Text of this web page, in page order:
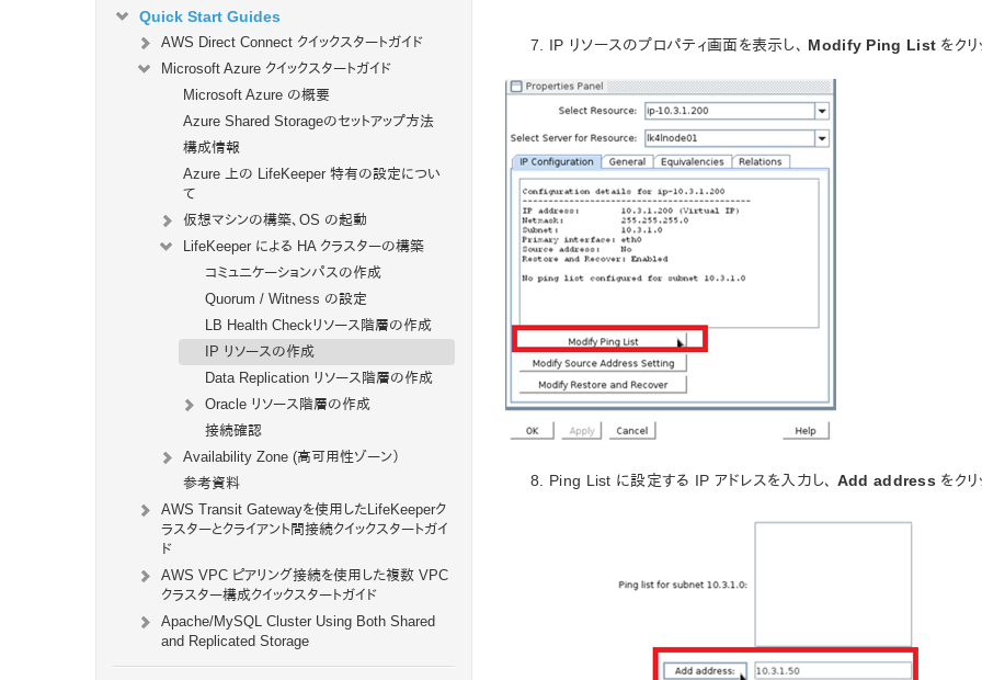
Quick Start Guides
AWS Direct Connect クイックスタートガイド
Microsoft Azure クイックスタートガイド
Microsoft Azure の概要
Azure Shared Storageのセットアップ方法
構成情報
Azure 上の LifeKeeper 特有の設定につい
て
仮想マシンの構築、OS の起動
LifeKeeper による HA クラスターの構築
コミュニケーションパスの作成
Quorum / Witness の設定
LB Health Checkリソース階層の作成
IP リソースの作成
Data Replication リソース階層の作成
Oracle リソース階層の作成
接続確認
Availability Zone (高可用性ゾーン）
参考資料
AWS Transit Gatewayを使用したLifeKeeperク
ラスターとクライアント間接続クイックスタートガイ
ド
AWS VPC ピアリング接続を使用した複数 VPC
クラスター構成クイックスタートガイド
Apache/MySQL Cluster Using Both Shared
and Replicated Storage
IP リソースのプロパティ画面を表示し、 Modify Ping List をクリ
Ping List に設定する IP アドレスを入力し、 Add address をクリ